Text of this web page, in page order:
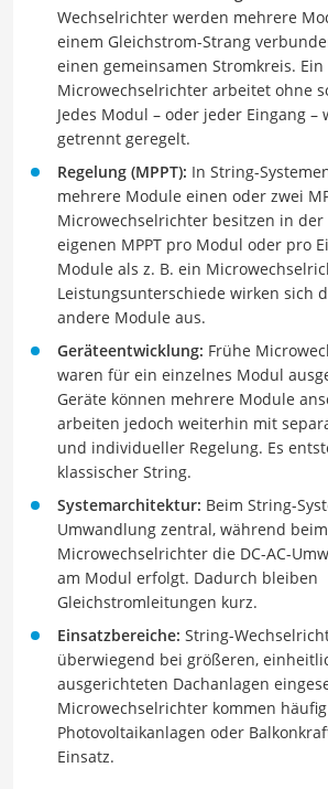
Wechselrichter werden mehrere
einem Gleichstrom-Strang
einen gemeinsamen Stromkreis. Ein
Microwechselrichter arbeitet ohne
Jedes Modul – oder jeder Eingang –
getrennt geregelt.
Regelung (MPPT): In String-
mehrere Module einen oder zwei
Microwechselrichter besitzen in der
eigenen MPPT pro Modul oder pro
Module als z. B. ein
Leistungsunterschiede wirken sich
andere Module aus.
Geräteentwicklung: Frühe
waren für ein einzelnes Modul
Geräte können mehrere Module
arbeiten jedoch weiterhin mit
und individueller Regelung. Es
klassischer String.
Systemarchitektur: Beim String-
Umwandlung zentral, während beim
Microwechselrichter die DC-AC-
am Modul erfolgt. Dadurch bleiben
Gleichstromleitungen kurz.
Einsatzbereiche: String-
überwiegend bei größeren,
ausgerichteten Dachanlagen
Microwechselrichter kommen
Photovoltaikanlagen oder
Einsatz.